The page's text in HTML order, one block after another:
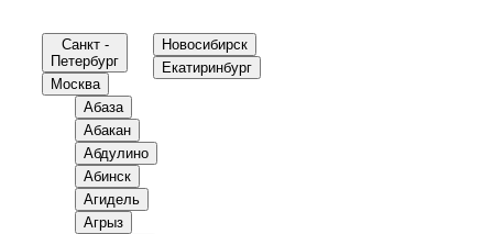
Санкт -
Петербург
Москва
Новосибирск
Екатиринбург
Абаза
Абакан
Абдулино
Абинск
Агидель
Агрыз